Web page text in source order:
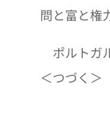
問と富と権
ポルトガ
＜つづく＞